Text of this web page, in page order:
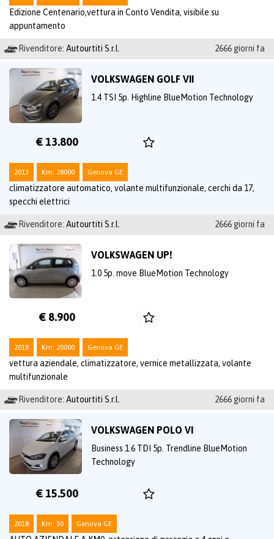
Edizione Centenario,vettura in Conto Vendita, visibile su
appuntamento
Rivenditore: Autourtiti S.r.l. 2666 giorni fa
VOLKSWAGEN GOLF VII
1.4 TSI 5p. Highline BlueMotion Technology
€ 13.800
2013 Km: 28000 Genova GE
climatizzatore automatico, volante multifunzionale, cerchi da 17,
specchi elettrici
Rivenditore: Autourtiti S.r.l. 2666 giorni fa
VOLKSWAGEN UP!
1.0 5p. move BlueMotion Technology
€ 8.900
2018 Km: 20000 Genova GE
vettura aziendale, climatizzatore, vernice metallizzata, volante
multifunzionale
Rivenditore: Autourtiti S.r.l. 2666 giorni fa
VOLKSWAGEN POLO VI
Business 1.6 TDI 5p. Trendline BlueMotion
Technology
€ 15.500
2018 Km: 30 Genova GE